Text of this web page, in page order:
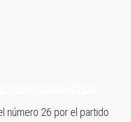
número 26 por el partido